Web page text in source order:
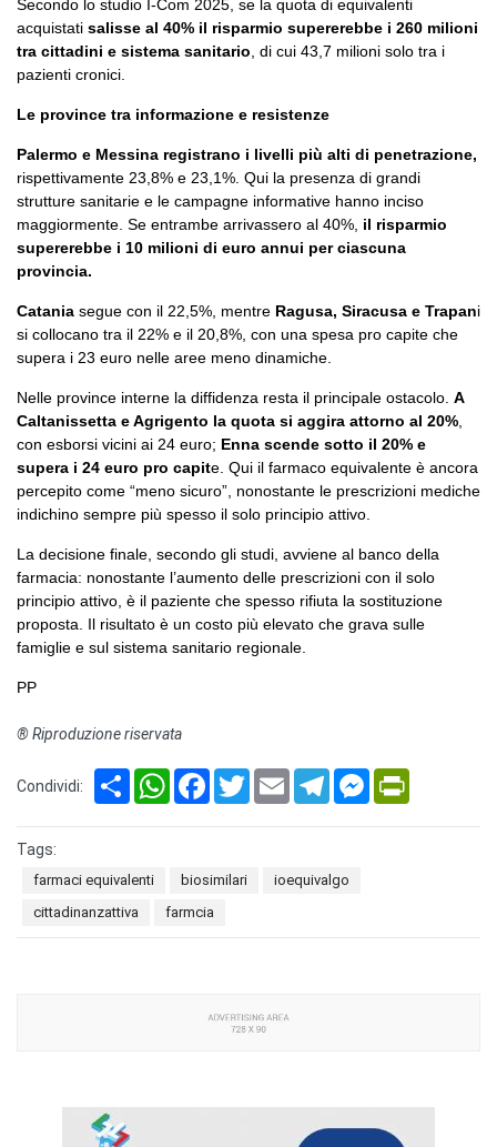
Secondo lo studio I-Com 2025, se la quota di equivalenti
acquistati salisse al 40% il risparmio supererebbe i 260 milioni
tra cittadini e sistema sanitario, di cui 43,7 milioni solo tra i
pazienti cronici.
Le province tra informazione e resistenze
Palermo e Messina registrano i livelli più alti di penetrazione,
rispettivamente 23,8% e 23,1%. Qui la presenza di grandi
strutture sanitarie e le campagne informative hanno inciso
maggiormente. Se entrambe arrivassero al 40%, il risparmio
supererebbe i 10 milioni di euro annui per ciascuna
provincia.
Catania segue con il 22,5%, mentre Ragusa, Siracusa e Trapani
si collocano tra il 22% e il 20,8%, con una spesa pro capite che
supera i 23 euro nelle aree meno dinamiche.
Nelle province interne la diffidenza resta il principale ostacolo. A
Caltanissetta e Agrigento la quota si aggira attorno al 20%,
con esborsi vicini ai 24 euro; Enna scende sotto il 20% e
supera i 24 euro pro capite. Qui il farmaco equivalente è ancora
percepito come “meno sicuro”, nonostante le prescrizioni mediche
indichino sempre più spesso il solo principio attivo.
La decisione finale, secondo gli studi, avviene al banco della
farmacia: nonostante l’aumento delle prescrizioni con il solo
principio attivo, è il paziente che spesso rifiuta la sostituzione
proposta. Il risultato è un costo più elevato che grava sulle
famiglie e sul sistema sanitario regionale.
PP
® Riproduzione riservata
Condividi: Share WhatsAppFacebook
TwitterEmail TelegramMessenger
Tags:
farmaci equivalenti biosimilari
ioequivalgo
cittadinanzattiva
farmcia